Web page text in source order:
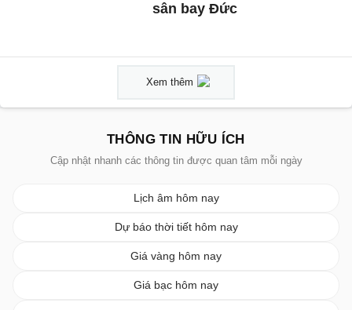
sân bay Đức
Xem thêm
THÔNG TIN HỮU ÍCH
Cập nhật nhanh các thông tin được quan tâm mỗi ngày
Lịch âm hôm nay
Dự báo thời tiết hôm nay
Giá vàng hôm nay
Giá bạc hôm nay